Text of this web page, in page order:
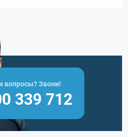
вопросы? Звони!
339 712